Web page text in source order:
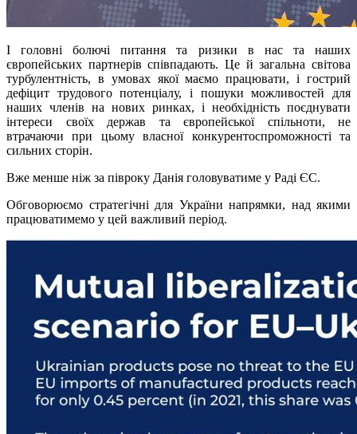
І головні болючі питання та ризики в нас та наших
європейських партнерів співпадають. Це й загальна світова
турбулентність, в умовах якої маємо працювати, і гострий
дефіцит трудового потенціалу, і пошуки можливостей для
наших членів на нових ринках, і необхідність поєднувати
інтереси своїх держав та європейської спільноти, не
втрачаючи при цьому власної конкурентоспроможності та
сильних сторін.
Вже менше ніж за півроку Данія головуватиме у Раді ЄС.
Обговорюємо стратегічні для України напрямки, над якими
працюватимемо у цей важливий період.